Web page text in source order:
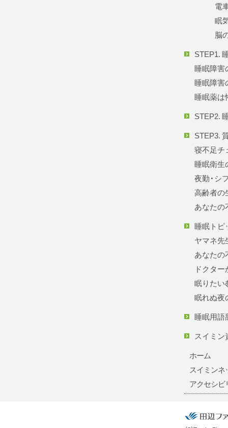
電
眠
脳
STEP1.
睡眠障害
睡眠障害
睡眠薬は
STEP2.
STEP3.
寝不足チ
睡眠衛生
夜勤・シ
高齢者の
あなたの
睡眠トピ
ヤマネ先
あなたの
ドクタ
眠りたい
眠れぬ夜
睡眠用語
スイミン
ホーム
スイミンネ
アクセシビ